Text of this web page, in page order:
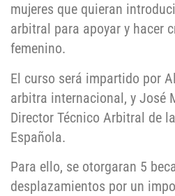
mujeres que quieran
arbitral para apoyar y hacer
femenino.
El curso será impartido por
arbitra internacional, y José
Director Técnico Arbitral de
Española.
Para ello, se otorgaran 5
desplazamientos por un